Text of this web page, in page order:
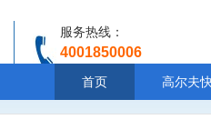
服务热线：
4001850006
首页 高尔夫